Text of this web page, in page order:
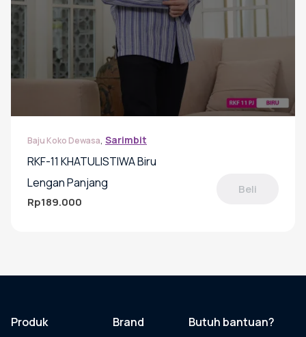
Baju Koko Dewasa, Sarimbit
RKF-11 KHATULISTIWA Biru
Lengan Panjang
Rp189.000
Beli
varian.
dapat
Produk Brand Butuh bantuan?